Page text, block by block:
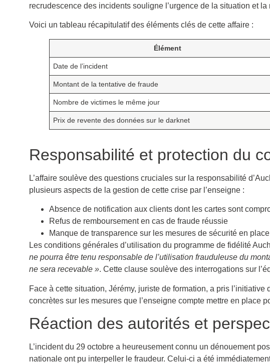
recrudescence des incidents souligne l’urgence de la situation et
Voici un tableau récapitulatif des éléments clés de cette affaire :
Élément
Date de l’incident
Montant de la tentative de fraude
Nombre de victimes le même jour
Prix de revente des données sur le darknet
Responsabilité et protection du
L’affaire soulève des questions cruciales sur la responsabilité
plusieurs aspects de la gestion de cette crise par l’enseigne :
Absence de notification aux clients dont les cartes sont
Refus de remboursement en cas de fraude réussie
Manque de transparence sur les mesures de sécurité en place
Les conditions générales d’utilisation du programme de fidélité
ne pourra être tenu responsable de l’utilisation frauduleuse du
ne sera recevable ». Cette clause soulève des interrogations sur
Face à cette situation, Jérémy, juriste de formation, a pris
concrètes sur les mesures que l’enseigne compte mettre en place
Réaction des autorités et
L’incident du 29 octobre a heureusement connu un dénouement
nationale ont pu interpeller le fraudeur. Celui-ci a été